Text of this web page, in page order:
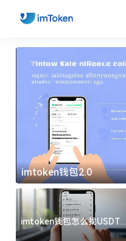
imtoken钱包2.0
imtoken钱包怎么找USDT地
址？三步搞定不踩坑